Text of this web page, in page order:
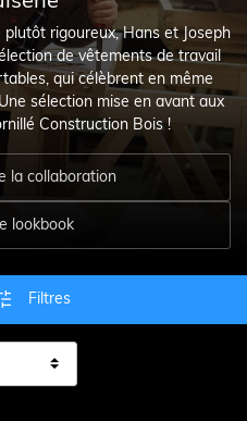
rigoureux, Hans et Joseph
de vêtements de travail
qui célèbrent en même
sélection mise en avant aux
Construction Bois !
la collaboration
lookbook
Filtres